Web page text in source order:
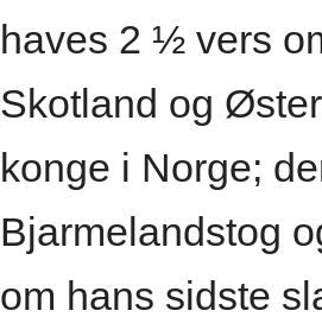
haves 2 ½ vers
Skotland og
konge i Norge;
Bjarmelandstog
om hans sidste